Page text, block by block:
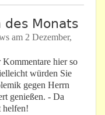
des Monats
am 2 Dezember,
Kommentare hier so
würden Sie
gegen Herrn
genießen. - Da
helfen!